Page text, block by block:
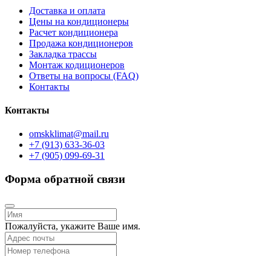
Доставка и оплата
Цены на кондиционеры
Расчет кондиционера
Продажа кондиционеров
Закладка трассы
Монтаж кодиционеров
Ответы на вопросы (FAQ)
Контакты
Контакты
omskklimat@mail.ru
+7 (913) 633-36-03
+7 (905) 099-69-31
Форма обратной связи
Пожалуйста, укажите Ваше имя.